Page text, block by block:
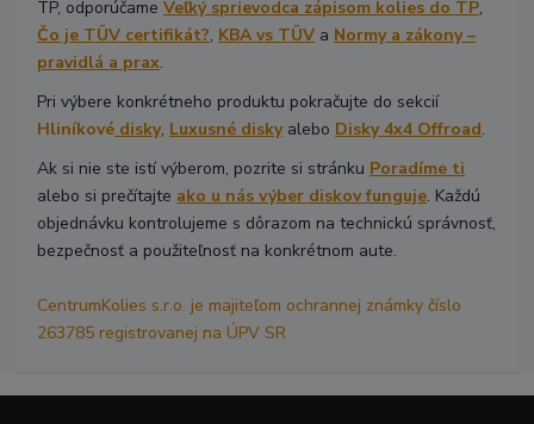
TP, odporúčameVeľký sprievodca zápisom kolies do TP,
Čo je TÜV certifikát?, KBA vs TÜV a Normy a zákony –
pravidlá a prax.
Pri výbere konkrétneho produktu pokračujte do sekcií
Hliníkové disky, Luxusné diskyalebo Disky 4x4 Offroad.
Ak si nie ste istí výberom, pozrite si stránku Poradíme ti
alebo si prečítajte ako u nás výber diskov funguje. Každú
objednávku kontrolujeme s dôrazom na technickú správnosť,
bezpečnosť a použiteľnosť na konkrétnom aute.
CentrumKolies s.r.o. je majiteľom ochrannej známky číslo
263785 registrovanej na ÚPV SR